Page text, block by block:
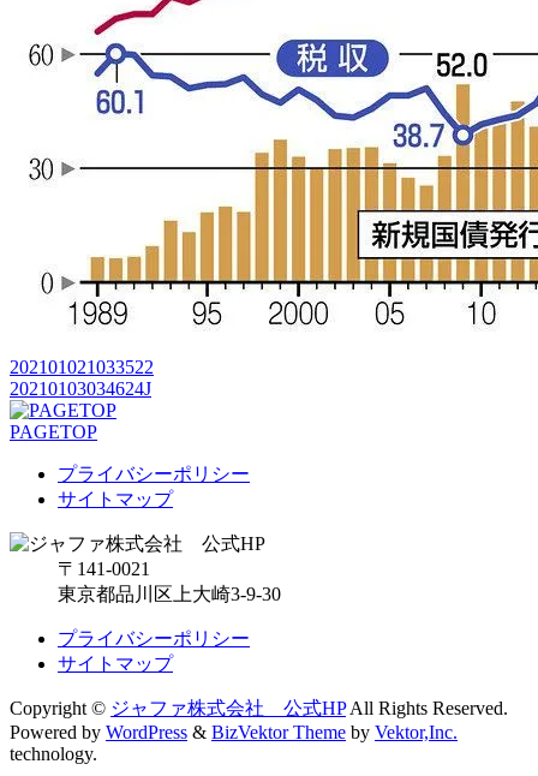
202101021033522
20210103034624J
PAGETOP
プライバシーポリシー
サイトマップ
〒141-0021
東京都品川区上大崎3-9-30
プライバシーポリシー
サイトマップ
Copyright © ジャファ株式会社 公式HPAll Rights Reserved.
Powered by WordPress & BizVektor Theme by Vektor,Inc.
technology.